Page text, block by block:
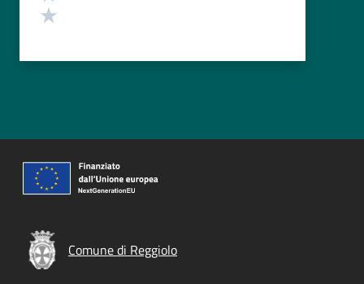
Comune di Reggiolo